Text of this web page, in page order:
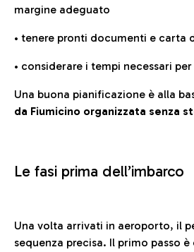
margine adeguato
• tenere pronti documenti e carta
• considerare i tempi necessari
Una buona pianificazione è alla
da Fiumicino organizzata senza
Le fasi prima dell’imbarco
Una volta arrivati in aeroporto, il
sequenza precisa. Il primo passo è